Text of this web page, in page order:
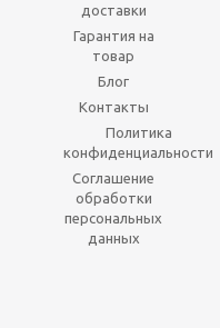
доставки
Гарантия на
товар
Блог
Контакты
Политика
конфиденциальности
Соглашение
обработки
персональных
данных